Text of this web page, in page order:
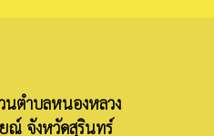
นตำบลหนองหลวง
ณ์ จังหวัดสุรินทร์